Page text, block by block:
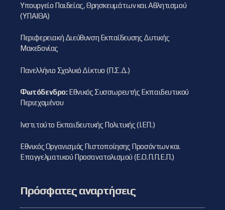
Υπουργείο Παιδείας, Θρησκευμάτων και Αθλητισμού
(ΥΠΑΙΘΑ)
Περιφερειακή Διεύθυνση Εκπαίδευσης Δυτικής
Μακεδονίας
Πανελλήνιο Σχολικό Δίκτυο (Π.Σ.Δ.)
Φωτόδενδρο:Εθνικός Συσσωρευτής Εκπαιδευτικού
Περιεχομένου
Ινστιτούτο Εκπαιδευτικής Πολιτικής (Ι.ΕΠ.)
Εθνικός Οργανισμός Πιστοποίησης Προσόντων και
Επαγγελματικού Προσανατολισμού (Ε.Ο.Π.Π.Ε.Π.)
Πρόσφατες αναρτήσεις